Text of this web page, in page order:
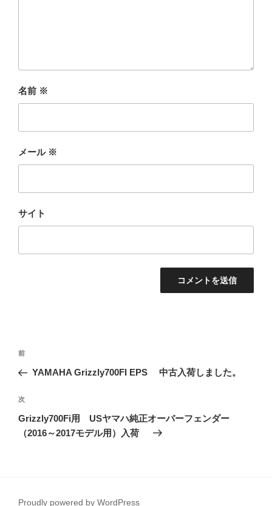
名前 ※
メール ※
サイト
投
ナ
ビ
ゲ
ー
過
去
投
前
YAMAHA Grizzly700FI EPS 中古入荷しました。
次
の
投
次
Grizzly700Fi用 USヤマハ純正オーバーフェンダー
（2016～2017モデル用）入荷
Proudly powered by WordPress